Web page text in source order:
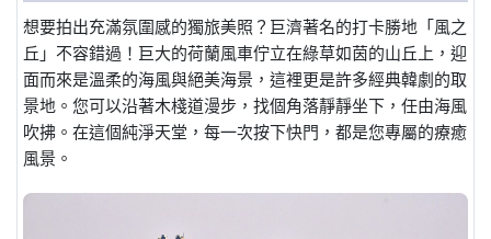
想要拍出充滿氛圍感的獨旅美照？巨濟著名的打卡勝地「風之
丘」不容錯過！巨大的荷蘭風車佇立在綠草如茵的山丘上，迎
面而來是溫柔的海風與絕美海景，這裡更是許多經典韓劇的取
景地。您可以沿著木棧道漫步，找個角落靜靜坐下，任由海風
吹拂。在這個純淨天堂，每一次按下快門，都是您專屬的療癒
風景。